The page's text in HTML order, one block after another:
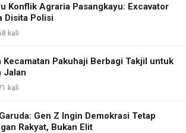
Konflik Agraria Pasangkayu: Excavator
Disita Polisi
kali
Kecamatan Pakuhaji Berbagi Takjil untuk
Jalan
kali
Gen Z Ingin Demokrasi Tetap
Rakyat, Bukan Elit